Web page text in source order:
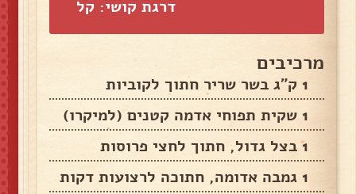
דרגת קושי: קל
מרכיבים
1 ק"ג בשר שריר חתוך לקוביות
1 שקית תפוחי אדמה קטנים (למיקרו)
1 בצל גדול, חתוך לחצי פרוסות
1 גמבה אדומה, חתוכה לרצועות דקות